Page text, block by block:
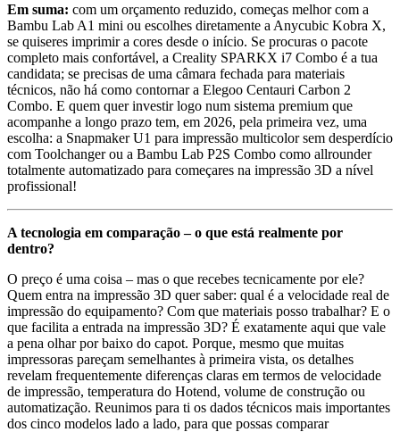
Em suma: com um orçamento reduzido, começas melhor com a
Bambu Lab A1 mini ou escolhes diretamente a Anycubic Kobra X,
se quiseres imprimir a cores desde o início. Se procuras o pacote
completo mais confortável, a Creality SPARKX i7 Combo é a tua
candidata; se precisas de uma câmara fechada para materiais
técnicos, não há como contornar a Elegoo Centauri Carbon 2
Combo. E quem quer investir logo num sistema premium que
acompanhe a longo prazo tem, em 2026, pela primeira vez, uma
escolha: a Snapmaker U1 para impressão multicolor sem desperdício
com Toolchanger ou a Bambu Lab P2S Combo como allrounder
totalmente automatizado para começares na impressão 3D a nível
profissional!
A tecnologia em comparação – o que está realmente por
dentro?
O preço é uma coisa – mas o que recebes tecnicamente por ele?
Quem entra na impressão 3D quer saber: qual é a velocidade real de
impressão do equipamento? Com que materiais posso trabalhar? E o
que facilita a entrada na impressão 3D? É exatamente aqui que vale
a pena olhar por baixo do capot. Porque, mesmo que muitas
impressoras pareçam semelhantes à primeira vista, os detalhes
revelam frequentemente diferenças claras em termos de velocidade
de impressão, temperatura do Hotend, volume de construção ou
automatização. Reunimos para ti os dados técnicos mais importantes
dos cinco modelos lado a lado, para que possas comparar